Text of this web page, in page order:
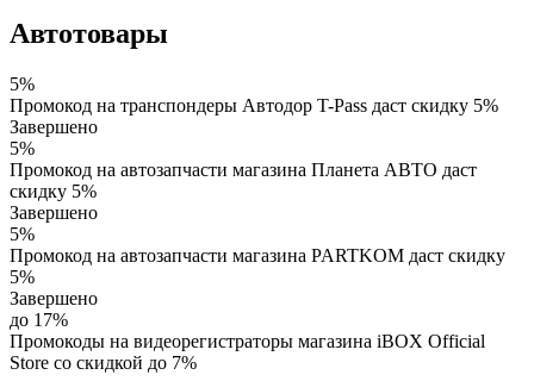
Автотовары
5%
Промокод на транспондеры Автодор T-Pass даст скидку 5%
Завершено
5%
Промокод на автозапчасти магазина Планета АВТО даст
скидку 5%
Завершено
5%
Промокод на автозапчасти магазина PARTKOM даст скидку
5%
Завершено
до 17%
Промокоды на видеорегистраторы магазина iBOX Official
Store со скидкой до 7%